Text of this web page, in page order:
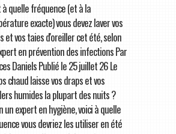
à quelle fréquence (et à la
exacte) vous devez laver vos
et vos taies d'oreiller cet été, selon
en prévention des infections Par
Daniels Publié le 25 juillet 26 Le
chaud laisse vos draps et vos
humides la plupart des nuits ?
un expert en hygiène, voici à quelle
vous devriez les utiliser en été